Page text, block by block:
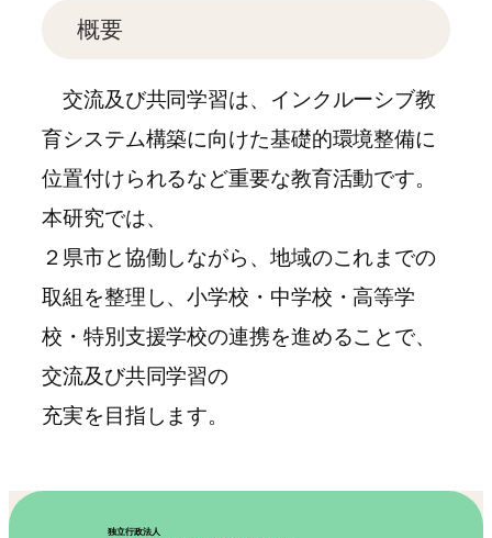
概要
交流及び共同学習は、インクルーシブ教
育システム構築に向けた基礎的環境整備に
位置付けられるなど重要な教育活動です。
本研究では、
２県市と協働しながら、地域のこれまでの
取組を整理し、小学校・中学校・高等学
校・特別支援学校の連携を進めることで、
交流及び共同学習の
充実を目指します。
独立行政法人